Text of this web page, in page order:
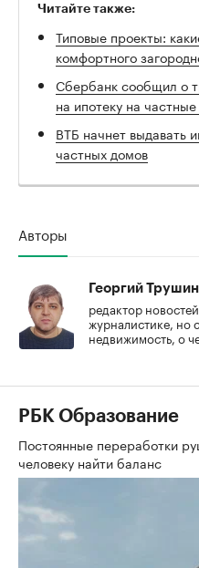
Читайте также:
Типовые проекты:
комфортного
Сбербанк сообщил о
на ипотеку на
ВТБ начнет выдавать
частных домов
Авторы
Георгий Трушин
редактор
журналистике, но
недвижимость, о
РБК Образование
Постоянные переработки
человеку найти баланс